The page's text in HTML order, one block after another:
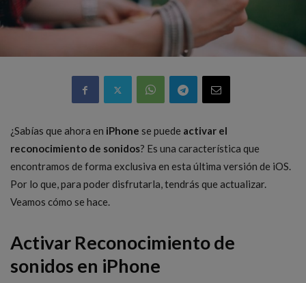
¿Sabías que ahora en iPhone se puede activar el
reconocimiento de sonidos? Es una característica que
encontramos de forma exclusiva en esta última versión de iOS.
Por lo que, para poder disfrutarla, tendrás que actualizar.
Veamos cómo se hace.
Activar Reconocimiento de
sonidos en iPhone